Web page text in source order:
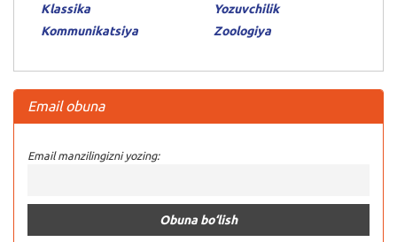
Klassika
Kommunikatsiya
Yozuvchilik
Zoologiya
Email obuna
Email manzilingizni yozing: